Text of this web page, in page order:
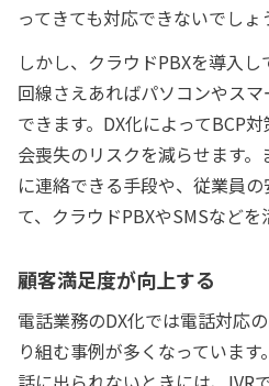
ってきても対応できないでしょ
しかし、クラウドPBXを導入
回線さえあればパソコンやス
できます。DX化によってBCP
会喪失のリスクを減らせます
に連絡できる手段や、従業員
て、クラウドPBXやSMSなどを
顧客満足度が向上する
電話業務のDX化では電話対応
り組む事例が多くなっていま